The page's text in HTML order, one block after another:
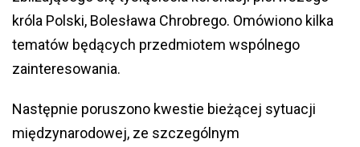
króla Polski, Bolesława Chrobrego. Omówiono kilka
tematów będących przedmiotem wspólnego
zainteresowania.
Następnie poruszono kwestie bieżącej sytuacji
międzynarodowej, ze szczególnym